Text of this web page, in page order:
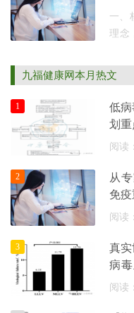
疗
一、
理
全链
工作
九福健康网本月热文
低病
划重
阅读
1
从
免疫
阅读
2
真
病
病
阅读
3